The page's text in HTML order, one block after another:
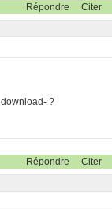
Répondre Citer
?
Répondre Citer